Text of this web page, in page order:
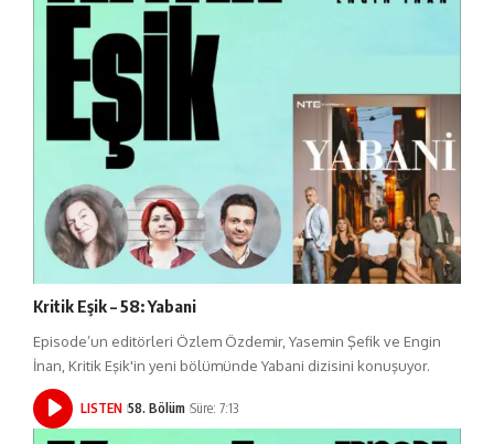
Kritik Eşik – 58: Yabani
Episode’un editörleri Özlem Özdemir, Yasemin Şefik ve Engin
İnan, Kritik Eşik'in yeni bölümünde Yabani dizisini konuşuyor.
LISTEN 58. Bölüm Süre: 7:13